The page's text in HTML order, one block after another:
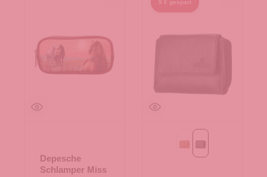
Depesche
Schlamper Miss
5 € gespart
Cognacschwarz